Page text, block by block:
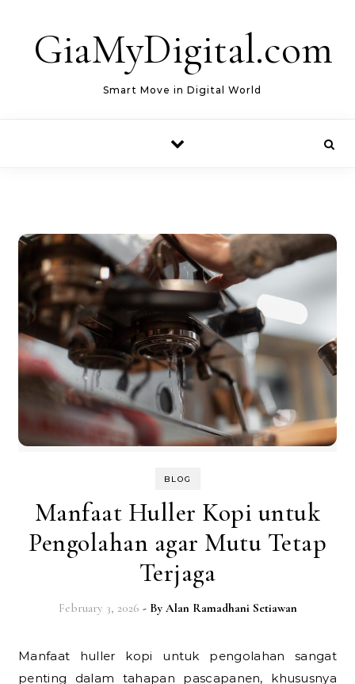
GiaMyDigital.com
Smart Move in Digital World
BLOG
Manfaat Huller Kopi untuk
Pengolahan agar Mutu Tetap
Terjaga
February 3, 2026 - By Alan Ramadhani Setiawan
Manfaat huller kopi untuk pengolahan sangat
penting dalam tahapan pascapanen, khususnya